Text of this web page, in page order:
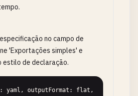
no campo de
'Exportações simples' e
de declaração.
yaml, outputFormat: flat,